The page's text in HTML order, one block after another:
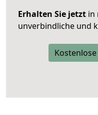
Erhalten Sie jetzt in
unverbindliche und